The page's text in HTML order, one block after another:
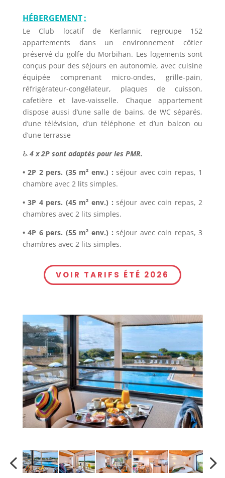
HÉBERGEMENT:
Le Club locatif de Kerlannic regroupe 152
appartements dans un environnement côtier
préservé du golfe du Morbihan. Les logements sont
conçus pour des séjours en autonomie, avec cuisine
équipée comprenant micro-ondes, grille-pain,
réfrigérateur-congélateur, plaques de cuisson,
cafetière et lave-vaisselle. Chaque appartement
dispose aussi d’une salle de bains, de WC séparés,
d’une télévision, d’un téléphone et d’un balcon ou
d’une terrasse
♿ 4 x 2P sont adaptés pour les PMR.
• 2P 2 pers. (35 m² env.) : séjour avec coin repas, 1
chambre avec 2 lits simples.
• 3P 4 pers. (45 m² env.) : séjour avec coin repas, 2
chambres avec 2 lits simples.
• 4P 6 pers. (55 m² env.) : séjour avec coin repas, 3
chambres avec 2 lits simples.
VOIR TARIFS ÉTÉ 2026